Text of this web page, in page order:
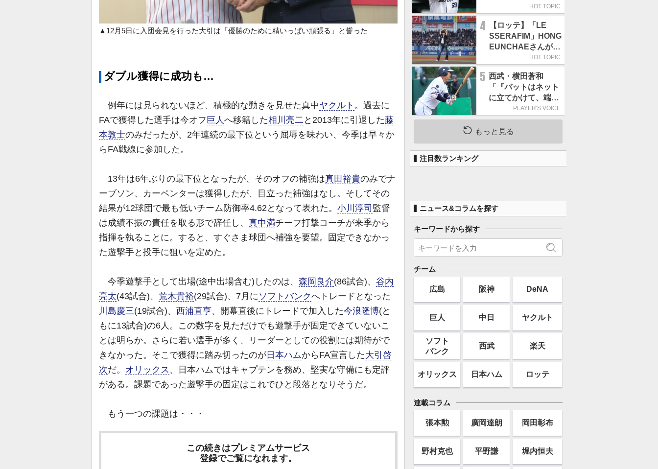
▲12月5日に入団会見を行った大引は「優勝のために精いっぱい頑張る」と誓った
ダブル獲得に成功も…
例年には見られないほど、積極的な動きを見せた真中ヤクルト 。過去に
FAで獲得した選手は今オフ 巨人へ移籍した相川亮二 と2013年に引退した藤
本敦士のみだったが、2年連続の最下位という屈辱を味わい、今季は早々か
らFA戦線に参加した。
13年は6年ぶりの最下位となったが、そのオフの補強は真田裕貴のみでナ
ーブソン、カーペンターは獲得したが、目立った補強はなし。そしてその
結果が12球団で最も低いチーム防御率4.62となって表れた。 小川淳司 監督
は成績不振の責任を取る形で辞任し、 真中満チーフ打撃コーチが来季から
指揮を執ることに。すると、すぐさま球団へ補強を要望。固定できなかっ
た遊撃手と投手に狙いを定めた。
今季遊撃手として出場(途中出場含む)したのは、 森岡良介(86試合)、 谷内
亮太(43試合)、 荒木貴裕(29試合)、7月にソフトバンクへトレードとなった
川島慶三(19試合)、 西浦直亨、開幕直後にトレードで加入した今浪隆博(と
もに13試合)の6人。この数字を見ただけでも遊撃手が固定できていないこ
とは明らか。さらに若い選手が多く、リーダーとしての役割には期待がで
きなかった。そこで獲得に踏み切ったのが 日本ハムからFA宣言した大引啓
次だ。 オリックス 、日本ハムではキャプテンを務め、堅実な守備にも定評
がある。課題であった遊撃手の固定はこれでひと段落となりそうだ。
もう一つの課題は・・・
この続きはプレミアムサービス
登録でご覧になれます。
HOT TOPIC
4
【ロッテ】「LE
SSERAFIM」HONG
EUNCHAEさんが始
球式「この場に立て
／8月5日の西武戦
（ZOZOマリン）
HOT TOPIC
5 西武・横田蒼和
「『バットはネット
に立てかけて、端に
置くんだぞ』と栗山
巧さんに教えていた
だきました」／憧れ
PLAYER'S VOICE
もっと見る
注目数ランキング
ニュース&コラムを探す
キーワードから探す
チーム
広島 阪神 DeNA
巨人 中日 ヤクルト
ソフト
バンク
西武 楽天
オリックス 日本ハム ロッテ
連載コラム
張本勲 廣岡達朗 岡田彰布
野村克也 平野謙 堀内恒夫